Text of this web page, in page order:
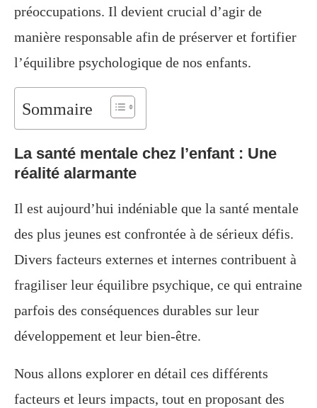
préoccupations. Il devient crucial d’agir de
manière responsable afin de préserver et fortifier
l’équilibre psychologique de nos enfants.
Sommaire
La santé mentale chez l’enfant : Une
réalité alarmante
Il est aujourd’hui indéniable que la santé mentale
des plus jeunes est confrontée à de sérieux défis.
Divers facteurs externes et internes contribuent à
fragiliser leur équilibre psychique, ce qui entraine
parfois des conséquences durables sur leur
développement et leur bien-être.
Nous allons explorer en détail ces différents
facteurs et leurs impacts, tout en proposant des